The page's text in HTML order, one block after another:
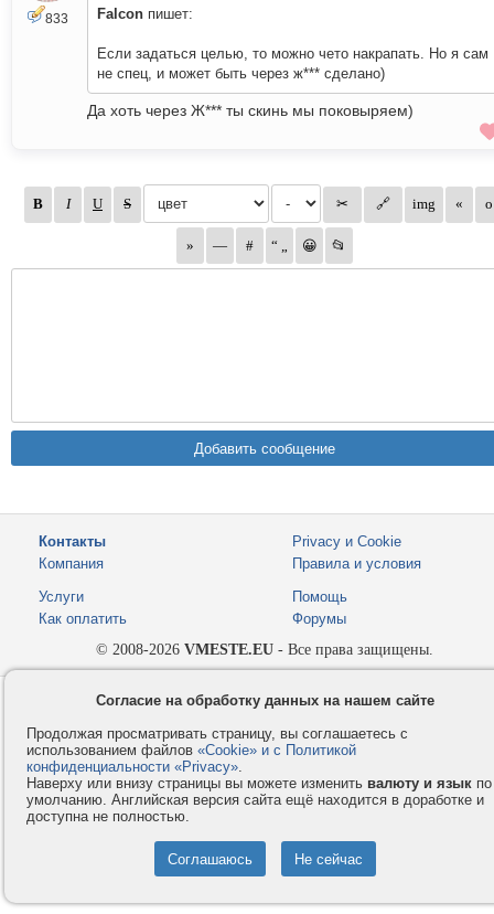
833 Falcon пишет:
Если задаться целью, то можно чето накрапать. Но я сам
не спец, и может быть через ж*** сделано)
Да хоть через Ж*** ты скинь мы поковыряем)
Контакты
Компания
Privacy и Cookie
Правила и условия
Услуги
Как оплатить
Помощь
Форумы
© 2008-2026 VMESTE.EU - Все права защищены.
Согласие на обработку данных на нашем сайте
Продолжая просматривать страницу, вы соглашаетесь с
использованием файлов «Cookie» и с Политикой
конфиденциальности «Privacy».
Наверху или внизу страницы вы можете изменить валюту и язык по
умолчанию. Английская версия сайта ещё находится в доработке и
доступна не полностью.